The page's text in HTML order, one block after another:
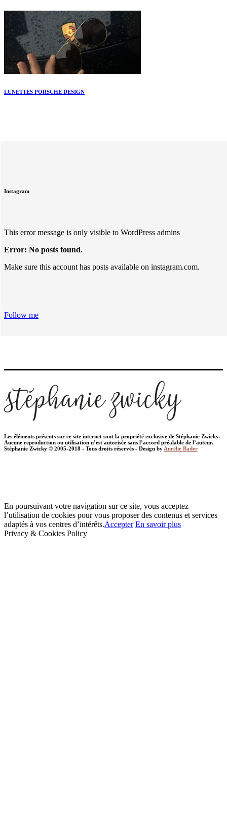
LUNETTES PORSCHE DESIGN
Instagram
This error message is only visible to WordPress admins
Error: No posts found.
Make sure this account has posts available on instagram.com.
Follow me
Les éléments présents sur ce site internet sont la propriété exclusive de Stéphanie Zwicky.
Aucune reproduction ou utilisation n’est autorisée sans l’accord préalable de l’auteur.
Stéphanie Zwicky © 2005-2018 - Tous droits réservés - Design by Aurélie Bader
En poursuivant votre navigation sur ce site, vous acceptez
l’utilisation de cookies pour vous proposer des contenus et services
adaptés à vos centres d’intérêts.Accepter En savoir plus
Privacy & Cookies Policy